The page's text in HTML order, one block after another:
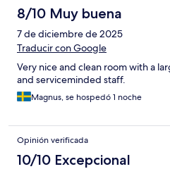
8/10 Muy buena
7 de diciembre de 2025
Traducir con Google
Very nice and clean room with a
and serviceminded staff.
Magnus, se hospedó 1 noche
Opinión verificada
10/10 Excepcional